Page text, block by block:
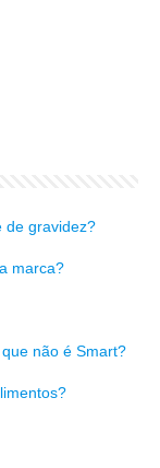
de gravidez?
marca?
não é Smart?